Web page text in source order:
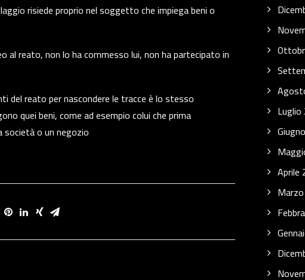
risiede proprio nel soggetto che impiega beni o
al reato, non lo ha commesso lui, non ha partecipato in
del reato per nascondere le tracce è lo stesso
quei beni, come ad esempio colui che prima
società o un negozio
Aprile